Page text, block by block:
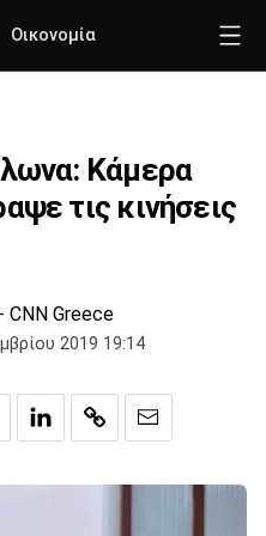
Οικονομία
Κάμερα
τις κινήσεις
- CNN Greece
2019 19:14